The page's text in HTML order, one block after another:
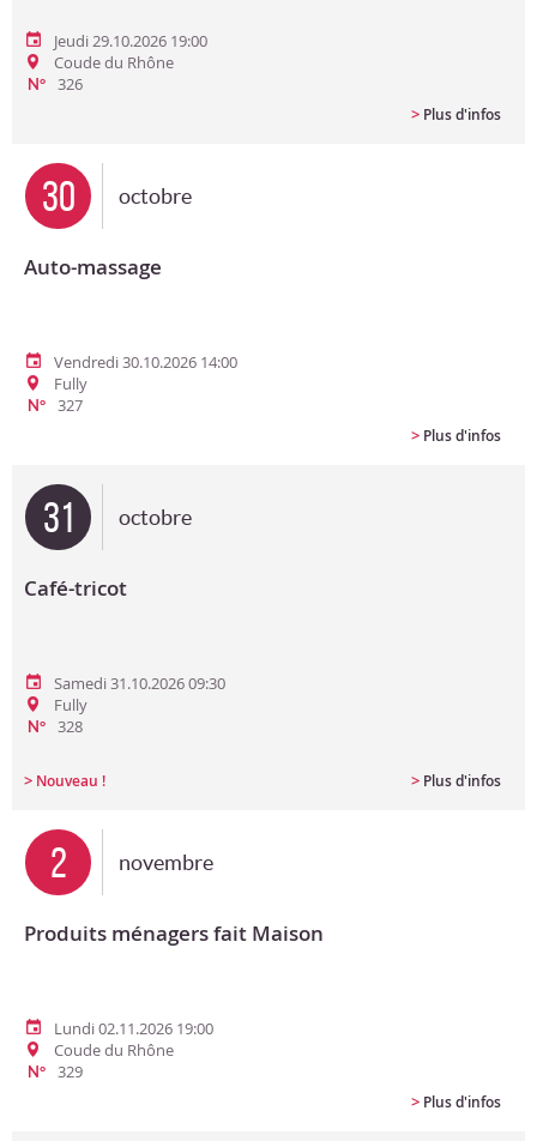
Jeudi 29.10.2026 19:00
Coude du Rhône
N°
326
> Plus d'infos
30 octobre
Auto-massage
Vendredi 30.10.2026 14:00
Fully
N°
327
> Plus d'infos
31 octobre
Café-tricot
Samedi 31.10.2026 09:30
Fully
N° 328
> Nouveau ! > Plus d'infos
2 novembre
Produits ménagers fait Maison
Lundi 02.11.2026 19:00
Coude du Rhône
N°
329
> Plus d'infos